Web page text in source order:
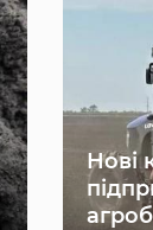
Нові